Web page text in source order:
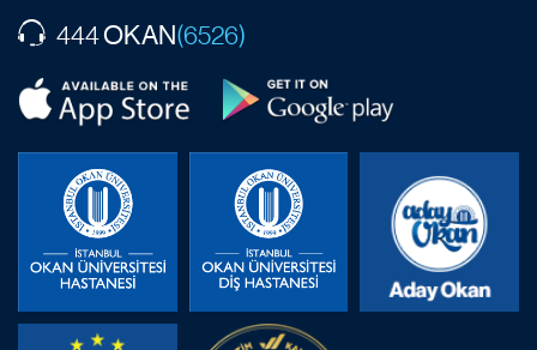
444OKAN(6526)